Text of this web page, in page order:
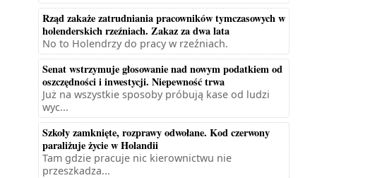
Rząd zakaże zatrudniania pracowników tymczasowych w
holenderskich rzeźniach. Zakaz za dwa lata
No to Holendrzy do pracy w rzeźniach.
Senat wstrzymuje głosowanie nad nowym podatkiem od
oszczędności i inwestycji. Niepewność trwa
Już na wszystkie sposoby próbują kase od ludzi
wyc...
Szkoły zamknięte, rozprawy odwołane. Kod czerwony
paraliżuje życie w Holandii
Tam gdzie pracuje nic kierownictwu nie
przeszkadza...